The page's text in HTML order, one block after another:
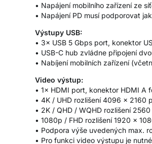
• Napájení mobilního zařízení ze
• Napájení PD musí podporovat
Výstupy USB:
• 3× USB 5 Gbps port, konektor
• USB-C hub zvládne připojení
• Nabíjení mobilních zařízení
Video výstup:
• 1× HDMI port, konektor HDMI A
• 4K / UHD rozlišení 4096 × 2160
• 2K / QHD / WQHD rozlišení
• 1080p / FHD rozlišení 1920 ×
• Podpora výše uvedených max.
• Pro funkci video výstupu je